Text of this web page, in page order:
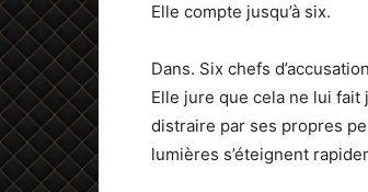
Elle compte jusqu’à six.
Dans. Six chefs
Elle jure que cela ne lui fait
distraire par ses propres
lumières s’éteignent